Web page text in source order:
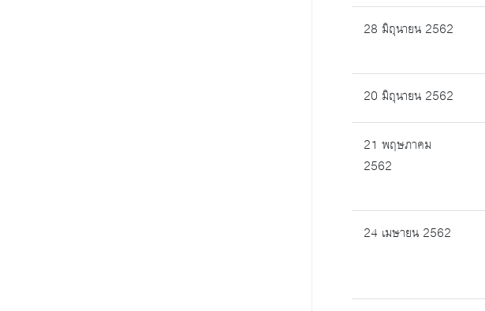
28 มิถุนายน 2562
20 มิถุนายน 2562
21 พฤษภาคม
2562
24 เมษายน 2562